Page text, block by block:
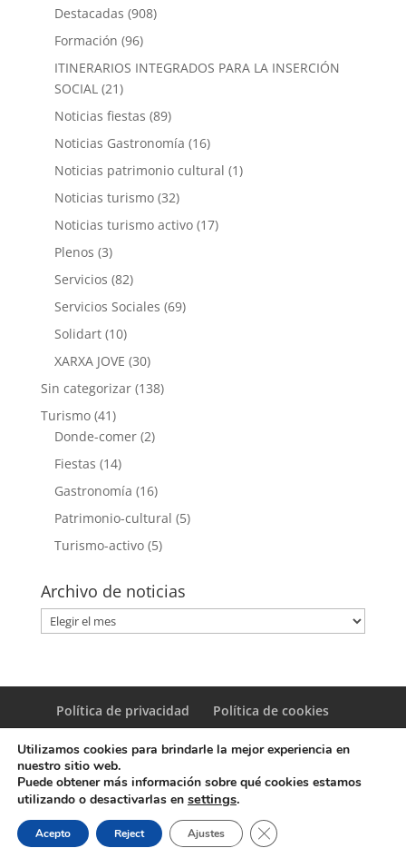
Destacadas (908)
Formación (96)
ITINERARIOS INTEGRADOS PARA LA INSERCIÓN
SOCIAL(21)
Noticias fiestas (89)
Noticias Gastronomía (16)
Noticias patrimonio cultural (1)
Noticias turismo(32)
Noticias turismo activo(17)
Plenos (3)
Servicios (82)
Servicios Sociales (69)
Solidart(10)
XARXA JOVE (30)
Sin categorizar(138)
Turismo(41)
Donde-comer(2)
Fiestas (14)
Gastronomía (16)
Patrimonio-cultural (5)
Turismo-activo(5)
Archivo de noticias
Archivo
de
Política de privacidad Política de cookies
© Copyright Servicio de Informática y Telecomunicaciones.
Diputacion Provincial Alicante
Utilizamos cookies para brindarle la mejor experiencia en
nuestro sitio web.
Puede obtener más información sobre qué cookies estamos
utilizando o desactivarlas en settings.
Acepto Reject Ajustes Cerrar el banner de